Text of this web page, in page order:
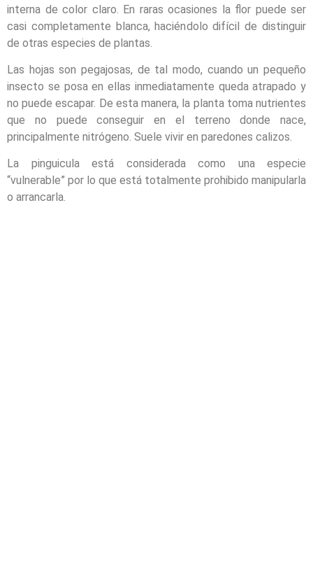
interna de color claro. En raras ocasiones la flor puede ser
casi completamente blanca, haciéndolo difícil de distinguir
de otras especies de plantas.
Las hojas son pegajosas, de tal modo, cuando un pequeño
insecto se posa en ellas inmediatamente queda atrapado y
no puede escapar. De esta manera, la planta toma nutrientes
que no puede conseguir en el terreno donde nace,
principalmente nitrógeno. Suele vivir en paredones calizos.
La pinguicula está considerada como una especie
“vulnerable” por lo que está totalmente prohibido manipularla
o arrancarla.